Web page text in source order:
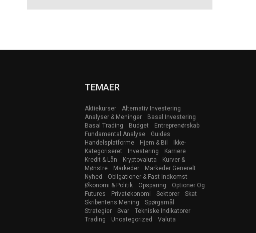
TEMAER
Aktiekurser
Alternativ Investering
Analyser & Meninger
Basal Investering
Basal Trading
Budget
Entreprenørskab
Fundamental Analyse
Guides
Handelsplatforme
Hjem & Bil
Ikke-
Kategoriseret
Investering
Karriere
Kredit & Lån
Kryptovaluta
Kurver &
Mønstre
Markeder
Markeder Generelt
Nyhed
Obligationer & Fast Indkomst
Økonomi & Politik
Opsparing
Optioner Og
Futures
Privatøkonomi Sektorer
Skat
Skribentens Mening
Spørgsmål
Strategier
Svar
Tekniske Indikatorer
Trading
Uncategorized Valuta